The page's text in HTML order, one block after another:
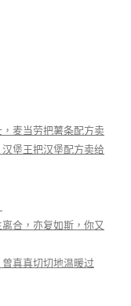
麦当劳把薯条配方卖
堡王把汉堡配方卖给
合，亦复如斯，你又
真真切切地温暖过